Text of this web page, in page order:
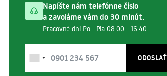
Napíšte nám telefónne číslo
a zavoláme vám do 30 minút.
Pracovné dni Po - Pia 08:00 - 16:40.
ODOSLAŤ